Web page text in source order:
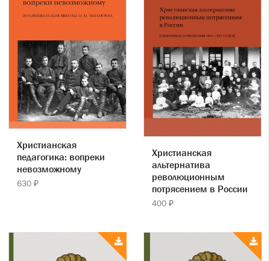
Христианская
педагогика: вопреки
невозможному
630 ₽
Христианская
альтернатива
революционным
потрясением в России
400 ₽